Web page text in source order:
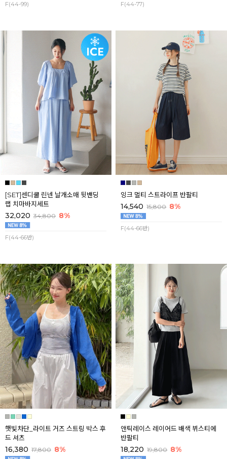
F(44-99) F(44-77)
[SET]센디쿨 린넨 날개소매 뒷밴딩
랩 치마바지세트
32,020 34,800 8%
F(44-66반)
잉크 멀티 스트라이프 반팔티
14,540 15,800 8%
F(44-66반)
햇빛차단_라이트 거즈 스트링 박스 후
드 셔츠
16,380 17,800 8%
앤틱레이스 레이어드 배색 뷔스티에
반팔티
18,220 19,800 8%